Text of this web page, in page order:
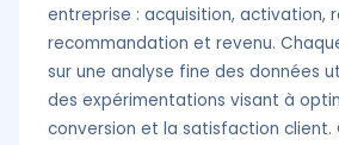
entreprise : acquisition, activation,
recommandation et revenu.
sur une analyse fine des données
des expérimentations visant à
conversion et la satisfaction